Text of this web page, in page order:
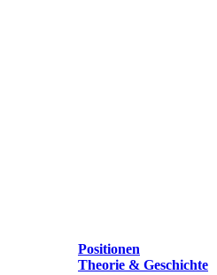
Positionen
Theorie & Geschichte